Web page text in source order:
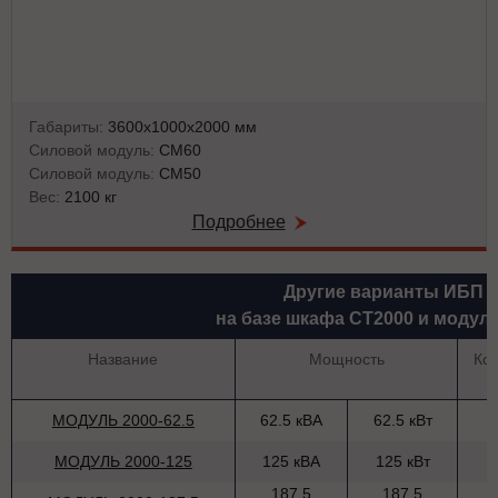
Габариты: 3600х1000х2000 мм
Силовой модуль: СМ60
Силовой модуль: СМ50
Вес: 2100 кг
Подробнее
Другие варианты ИБП
на базе шкафа СТ2000 и
Название Мощность
МОДУЛЬ 2000-62.5 62.5 кВА 62.5 кВт
МОДУЛЬ 2000-125 125 кВА 125 кВт
187.5 187.5